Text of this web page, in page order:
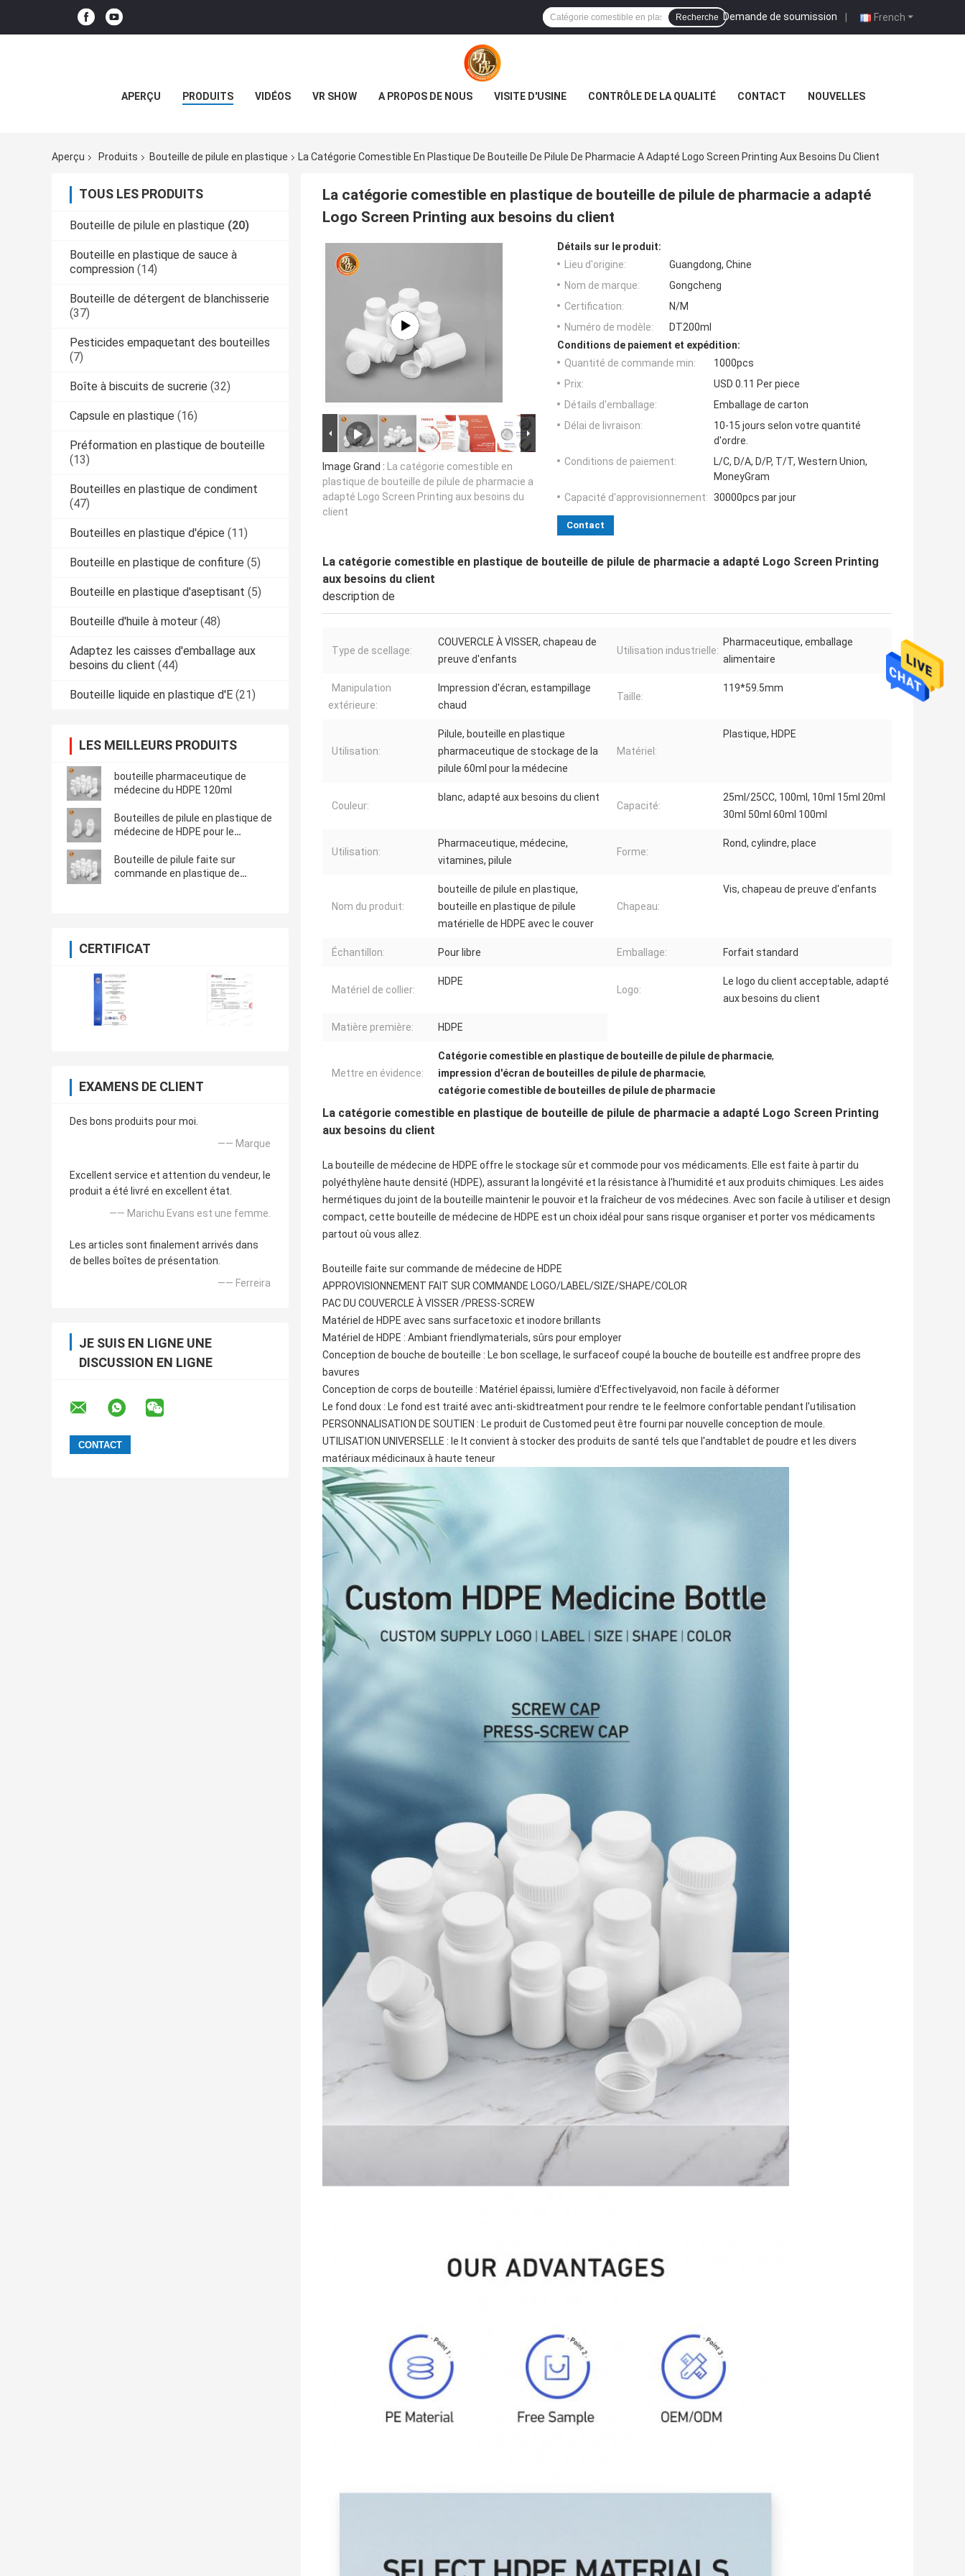
French
Demande de soumission |
Recherche
APERÇU PRODUITS VIDÉOS VR SHOW A PROPOS DE NOUS VISITE D'USINE CONTRÔLE DE LA QUALITÉ CONTACT NOUVELLES
Aperçu Produits Bouteille de pilule en plastique La Catégorie Comestible En Plastique De Bouteille De Pilule De Pharmacie A Adapté Logo Screen Printing Aux Besoins Du Client
TOUS LES PRODUITS
Bouteille de pilule en plastique (20)
Bouteille en plastique de sauce à
compression (14)
Bouteille de détergent de blanchisserie
(37)
Pesticides empaquetant des bouteilles
(7)
Boîte à biscuits de sucrerie (32)
Capsule en plastique (16)
Préformation en plastique de bouteille
(13)
Bouteilles en plastique de condiment
(47)
Bouteilles en plastique d'épice (11)
Bouteille en plastique de confiture (5)
Bouteille en plastique d'aseptisant (5)
Bouteille d'huile à moteur (48)
Adaptez les caisses d'emballage aux
besoins du client (44)
Bouteille liquide en plastique d'E (21)
LES MEILLEURS PRODUITS
bouteille pharmaceutique de
médecine du HDPE 120ml
Bouteilles de pilule en plastique de
médecine de HDPE pour le
Bouteille de pilule faite sur
commande en plastique de
CERTIFICAT
EXAMENS DE CLIENT
Des bons produits pour moi.
—— Marque
Excellent service et attention du vendeur, le
produit a été livré en excellent état.
—— Marichu Evans est une femme.
Les articles sont finalement arrivés dans
de belles boîtes de présentation.
—— Ferreira
JE SUIS EN LIGNE UNE
DISCUSSION EN LIGNE
La catégorie comestible en plastique de bouteille de pilule de pharmacie a adapté
Logo Screen Printing aux besoins du client
Image Grand : La catégorie comestible en
plastique de bouteille de pilule de pharmacie a
adapté Logo Screen Printing aux besoins du
client
Détails sur le produit:
Lieu d'origine:
Guangdong, Chine
Nom de marque:
Gongcheng
Certification:
N/M
Numéro de modèle:
DT200ml
Conditions de paiement et expédition:
Quantité de commande min:
1000pcs
Prix:
USD 0.11 Per piece
Détails d'emballage:
Emballage de carton
Délai de livraison:
10-15 jours selon votre quantité
d'ordre.
Conditions de paiement:
L/C, D/A, D/P, T/T, Western Union,
MoneyGram
Capacité d'approvisionnement: 30000pcs par jour
Contact
La catégorie comestible en plastique de bouteille de pilule de pharmacie a adapté Logo Screen Printing
aux besoins du client
description de
Type de scellage:
COUVERCLE À VISSER, chapeau de
preuve d'enfants
Utilisation industrielle:
Pharmaceutique, emballage
alimentaire
Manipulation
extérieure:
Impression d'écran, estampillage
chaud
Taille:
119*59.5mm
Utilisation:
Pilule, bouteille en plastique
pharmaceutique de stockage de la
pilule 60ml pour la médecine
Matériel:
Plastique, HDPE
Couleur:
blanc, adapté aux besoins du client
Capacité:
25ml/25CC, 100ml, 10ml 15ml 20ml
30ml 50ml 60ml 100ml
Utilisation:
Pharmaceutique, médecine,
vitamines, pilule
Forme:
Rond, cylindre, place
Nom du produit:
bouteille de pilule en plastique,
bouteille en plastique de pilule
matérielle de HDPE avec le couver
Chapeau:
Vis, chapeau de preuve d'enfants
Échantillon: Pour libre Emballage: Forfait standard
Matériel de collier:
HDPE
Logo:
Le logo du client acceptable, adapté
aux besoins du client
Matière première: HDPE
Mettre en évidence:
Catégorie comestible en plastique de bouteille de pilule de pharmacie,
impression d'écran de bouteilles de pilule de pharmacie,
catégorie comestible de bouteilles de pilule de pharmacie
La catégorie comestible en plastique de bouteille de pilule de pharmacie a adapté Logo Screen Printing
aux besoins du client
La bouteille de médecine de HDPE offre le stockage sûr et commode pour vos médicaments. Elle est faite à partir du
polyéthylène haute densité (HDPE), assurant la longévité et la résistance à l'humidité et aux produits chimiques. Les aides
hermétiques du joint de la bouteille maintenir le pouvoir et la fraîcheur de vos médecines. Avec son facile à utiliser et design
compact, cette bouteille de médecine de HDPE est un choix idéal pour sans risque organiser et porter vos médicaments
partout où vous allez.
Bouteille faite sur commande de médecine de HDPE
APPROVISIONNEMENT FAIT SUR COMMANDE LOGO/LABEL/SIZE/SHAPE/COLOR
PAC DU COUVERCLE À VISSER /PRESS-SCREW
Matériel de HDPE avec sans surfacetoxic et inodore brillants
Matériel de HDPE : Ambiant friendlymaterials, sûrs pour employer
Conception de bouche de bouteille : Le bon scellage, le surfaceof coupé la bouche de bouteille est andfree propre des
bavures
Conception de corps de bouteille : Matériel épaissi, lumière d'Effectivelyavoid, non facile à déformer
Le fond doux : Le fond est traité avec anti-skidtreatment pour rendre te le feelmore confortable pendant l'utilisation
PERSONNALISATION DE SOUTIEN : Le produit de Customed peut être fourni par nouvelle conception de moule.
UTILISATION UNIVERSELLE : le lt convient à stocker des produits de santé tels que l'andtablet de poudre et les divers
matériaux médicinaux à haute teneur